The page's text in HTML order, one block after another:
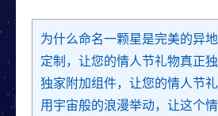
为什么命名一颗星是完美的异
定制，让您的情人节礼物真正
独家附加组件，让您的情人节礼
用宇宙般的浪漫举动，让这个